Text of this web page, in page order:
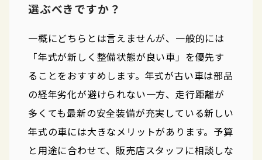
選ぶべきですか？
一概にどちらとは言えませんが、一般的には
「年式が新しく整備状態が良い車」を優先す
ることをおすすめします。年式が古い車は部品
の経年劣化が避けられない一方、走行距離が
多くても最新の安全装備が充実している新しい
年式の車には大きなメリットがあります。予算
と用途に合わせて、販売店スタッフに相談しな